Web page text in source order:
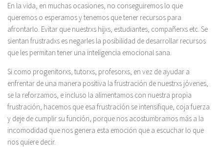
En la vida, en muchas ocasiones, no conseguiremos lo que
queremos o esperamos y tenemos que tener recursos para
afrontarlo. Evitar que nuestrxs hijxs, estudiantes, compañerxs etc. Se
sientan frustradxs es negarles la posibilidad de desarrollar recursos
que les permitan tener una inteligencia emocional sana.
Si como progenitorxs, tutorxs, profesorxs, en vez de ayudar a
enfrentar de una manera positiva la frustración de nuestrxs jóvenes,
se la reforzamos, e incluso la alimentamos con nuestra propia
frustración, hacemos que esa frustración se intensifique, coja fuerza
y deje de cumplir su función, porque nos acostumbramos más a la
incomodidad que nos genera esta emoción que a escuchar lo que
nos quiere decir.